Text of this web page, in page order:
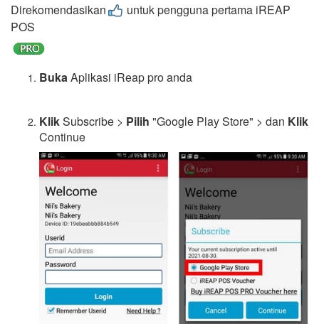
Direkomendasikan
untuk pengguna pertama iREAP
POS
BukaAplikasi iReap pro anda
KlikSubscribe > Pilih "Google Play Store" > dan Klik
Continue